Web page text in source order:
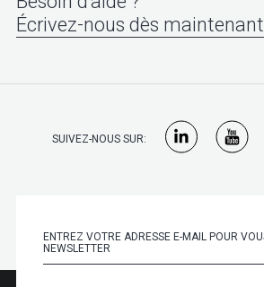
Écrivez-nous dès maintenant
SUIVEZ-NOUS SUR: